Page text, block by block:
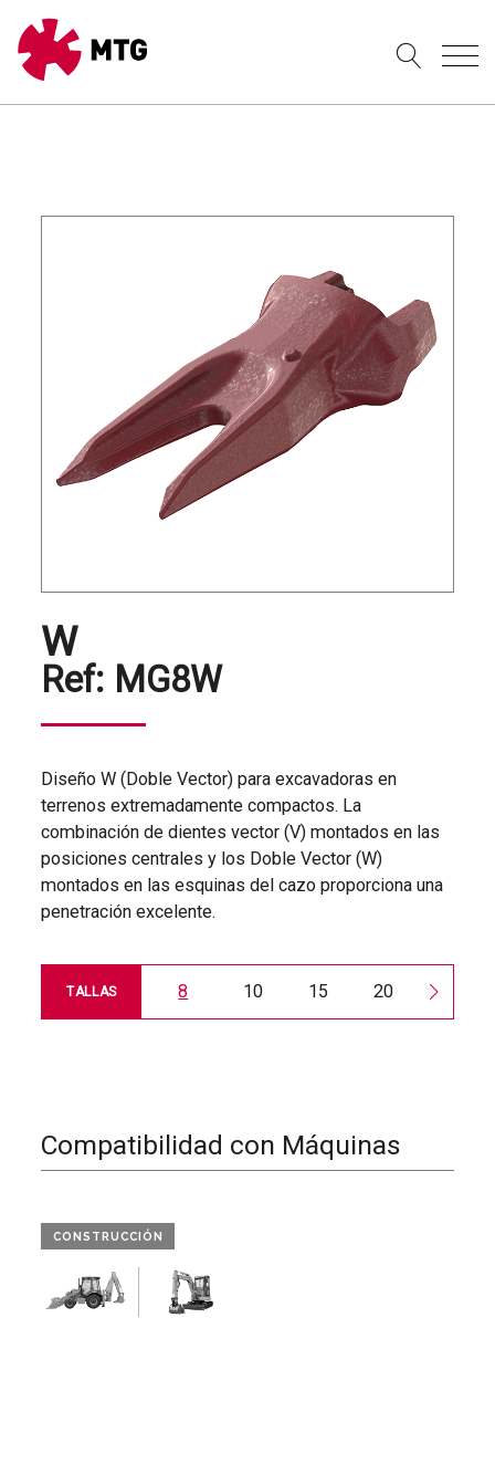
W
Ref: MG8W
Diseño W (Doble Vector) para excavadoras en
terrenos extremadamente compactos. La
combinación de dientes vector (V) montados en las
posiciones centrales y los Doble Vector (W)
montados en las esquinas del cazo proporciona una
penetración excelente.
TALLAS 8 10 15 20
Compatibilidad con Máquinas
CONSTRUCCIÓN